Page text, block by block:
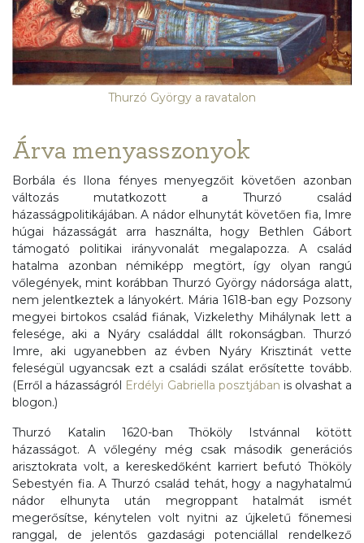
Thurzó György a ravatalon
Árva menyasszonyok
Borbála és Ilona fényes menyegzőit követően azonban
változás mutatkozott a Thurzó család
házasságpolitikájában. A nádor elhunytát követően fia, Imre
húgai házasságát arra használta, hogy Bethlen Gábort
támogató politikai irányvonalát megalapozza. A család
hatalma azonban némiképp megtört, így olyan rangú
vőlegények, mint korábban Thurzó György nádorsága alatt,
nem jelentkeztek a lányokért. Mária 1618-ban egy Pozsony
megyei birtokos család fiának, Vizkelethy Mihálynak lett a
felesége, aki a Nyáry családdal állt rokonságban. Thurzó
Imre, aki ugyanebben az évben Nyáry Krisztinát vette
feleségül ugyancsak ezt a családi szálat erősítette tovább.
(Erről a házasságról Erdélyi Gabriella posztjában is olvashat a
blogon.)
Thurzó Katalin 1620-ban Thököly Istvánnal kötött
házasságot. A vőlegény még csak második generációs
arisztokrata volt, a kereskedőként karriert befutó Thököly
Sebestyén fia. A Thurzó család tehát, hogy a nagyhatalmú
nádor elhunyta után megroppant hatalmát ismét
megerősítse, kénytelen volt nyitni az újkeletű főnemesi
ranggal, de jelentős gazdasági potenciállal rendelkező